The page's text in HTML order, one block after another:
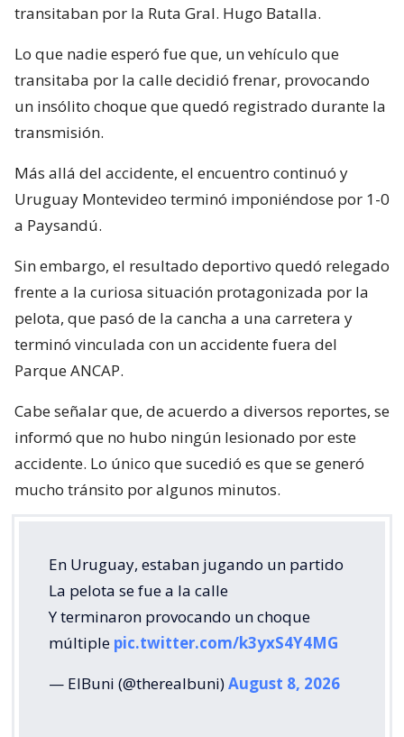
transitaban por la Ruta Gral. Hugo Batalla.
Lo que nadie esperó fue que, un vehículo que
transitaba por la calle decidió frenar, provocando
un insólito choque que quedó registrado durante la
transmisión.
Más allá del accidente, el encuentro continuó y
Uruguay Montevideo terminó imponiéndose por 1-0
a Paysandú.
Sin embargo, el resultado deportivo quedó relegado
frente a la curiosa situación protagonizada por la
pelota, que pasó de la cancha a una carretera y
terminó vinculada con un accidente fuera del
Parque ANCAP.
Cabe señalar que, de acuerdo a diversos reportes, se
informó que no hubo ningún lesionado por este
accidente. Lo único que sucedió es que se generó
mucho tránsito por algunos minutos.
En Uruguay, estaban jugando un partido
La pelota se fue a la calle
Y terminaron provocando un choque
múltiple pic.twitter.com/k3yxS4Y4MG
— ElBuni (@therealbuni)August 8, 2026